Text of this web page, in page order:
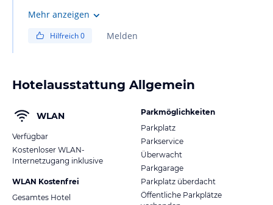
Mehr anzeigen
Hilfreich0 Melden
Hotelausstattung Allgemein
WLAN
Verfügbar
Kostenloser WLAN-
Internetzugang inklusive
WLAN Kostenfrei
Gesamtes Hotel
Parkmöglichkeiten
Parkplatz
Parkservice
Überwacht
Parkgarage
Parkplatz überdacht
Öffentliche Parkplätze